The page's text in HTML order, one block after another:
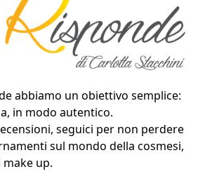
abbiamo un obiettivo semplice:
in modo autentico.
seguici per non perdere
sul mondo della cosmesi,
up.